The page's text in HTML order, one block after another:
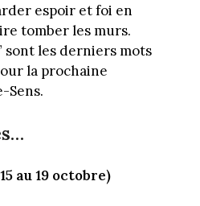
espoir et foi en
tomber les murs.
sont les derniers mots
la prochaine
Sens.
au 19 octobre)